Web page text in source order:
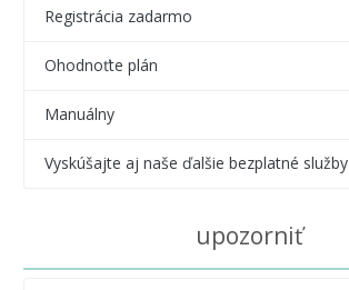
Registrácia zadarmo
Ohodnoťte plán
Manuálny
Vyskúšajte aj naše ďalšie bezplatné služby
upozorniť